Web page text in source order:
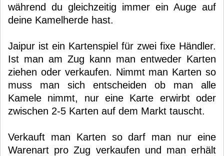
während du gleichzeitig immer ein Auge auf
deine Kamelherde hast.
Jaipur ist ein Kartenspiel für zwei fixe Händler.
Ist man am Zug kann man entweder Karten
ziehen oder verkaufen. Nimmt man Karten so
muss man sich entscheiden ob man alle
Kamele nimmt, nur eine Karte erwirbt oder
zwischen 2-5 Karten auf dem Markt tauscht.
Verkauft man Karten so darf man nur eine
Warenart pro Zug verkaufen und man erhält